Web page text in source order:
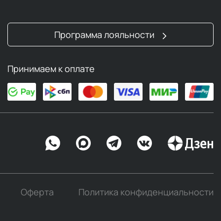
Программа лояльности
Принимаем к оплате
Оферта Политика конфиденциальности